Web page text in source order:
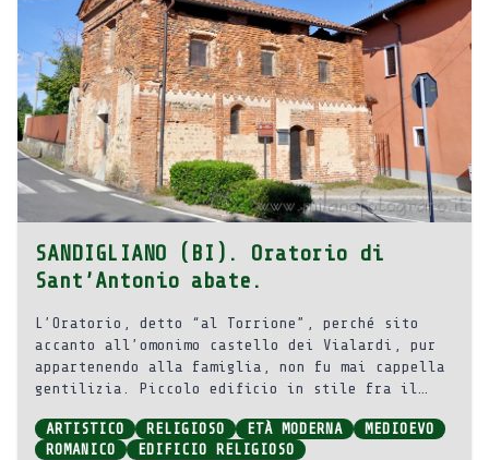
SANDIGLIANO (BI). Oratorio di
Sant’Antonio abate.
L’Oratorio, detto “al Torrione”, perché sito
accanto all’omonimo castello dei Vialardi, pur
appartenendo alla famiglia, non fu mai cappella
gentilizia. Piccolo edificio in stile fra il
fine del XIII secolo o all’inizio del XIV.
ARTISTICO RELIGIOSO ETÀ MODERNA
MEDIOEVO
ROMANICO
EDIFICIO RELIGIOSO